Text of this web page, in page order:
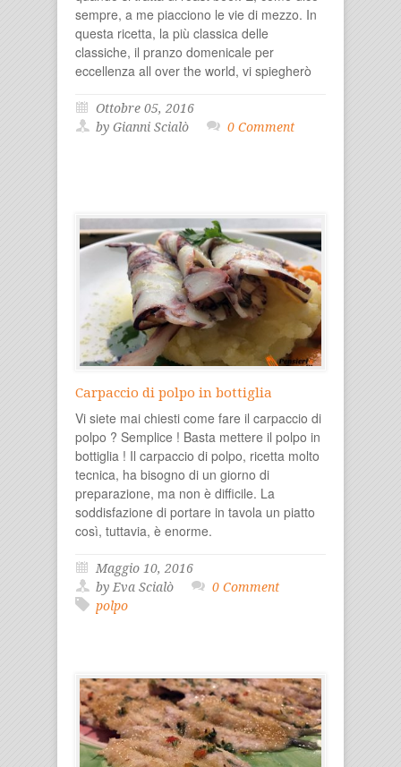
sempre, a me piacciono le vie di mezzo. In
questa ricetta, la più classica delle
classiche, il pranzo domenicale per
eccellenza all over the world, vi spiegherò
Ottobre 05, 2016
by Gianni Scialò
0 Comment
Carpaccio di polpo in bottiglia
Vi siete mai chiesti come fare il carpaccio di
polpo ? Semplice ! Basta mettere il polpo in
bottiglia ! Il carpaccio di polpo, ricetta molto
tecnica, ha bisogno di un giorno di
preparazione, ma non è difficile. La
soddisfazione di portare in tavola un piatto
così, tuttavia, è enorme.
Maggio 10, 2016
by Eva Scialò
0 Comment
polpo